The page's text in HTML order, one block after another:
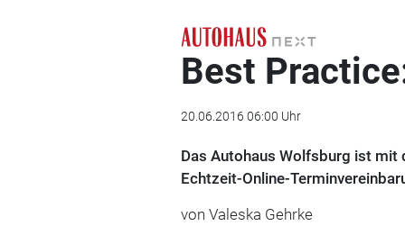
Best
20.06.2016 06:00 Uhr
Das Autohaus Wolfsburg ist mit
Echtzeit-Online-
von Valeska Gehrke